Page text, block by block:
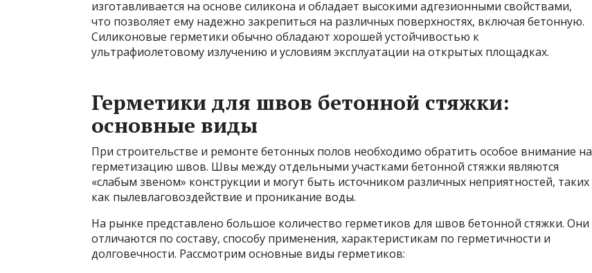
изготавливается на основе силикона и обладает высокими адгезионными свойствами,
что позволяет ему надежно закрепиться на различных поверхностях, включая бетонную.
Силиконовые герметики обычно обладают хорошей устойчивостью к
ультрафиолетовому излучению и условиям эксплуатации на открытых площадках.
Герметики для швов бетонной стяжки:
основные виды
При строительстве и ремонте бетонных полов необходимо обратить особое внимание на
герметизацию швов. Швы между отдельными участками бетонной стяжки являются
«слабым звеном» конструкции и могут быть источником различных неприятностей, таких
как пылевлаговоздействие и проникание воды.
На рынке представлено большое количество герметиков для швов бетонной стяжки. Они
отличаются по составу, способу применения, характеристикам по герметичности и
долговечности. Рассмотрим основные виды герметиков: